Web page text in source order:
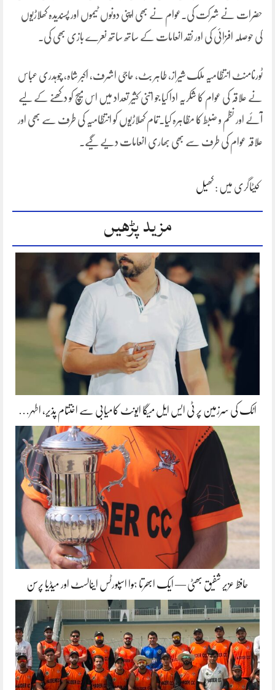
حضرات نے شرکت کی۔عوام نے بھی اپنی دونوں ٹیموں اور پسندیدہ کھلاڑیوں
کی حوصلہ افزائی کی اور نقد انعامات کے ساتھ ساتھ نعرے بازی بھی کی۔
ٹورنامنٹ انتظامیہ ملک شیراز، طاہر بٹ، حاجی اشرف، اکبر شاہ، چوہدری عباس
نے علاقہ کی عوام کا شکریہ ادا کیا جو اتنی کثیر تعداد میں اس میچ کو دکھنے کے لیے
آئے اور نظم و ضبط کا مظاہرہ کیا۔تمام کھلاڑیوں کو انتظامیہ کی طرف سے بھی اور
علاقہ عوام کی طرف سے بھی بھاری انعامات دیے گیے۔
کیٹاگری میں : کھیل
مزید پڑھیں
اٹک کی سرزمین پر ٹی ایس ایل میگا ایونٹ کامیابی سے اختتام پذیر، اطہر…
حافظ عزیر شفیق بھٹی — ایک ابھرتا ہوا اسپورٹس اینالسٹ اور میڈیا پرسن